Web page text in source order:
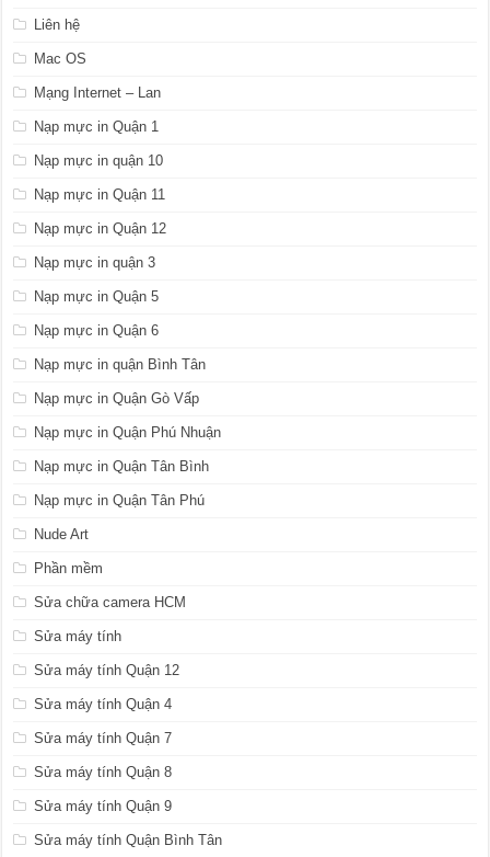
Liên hệ
Mac OS
Mạng Internet – Lan
Nạp mực in Quận 1
Nạp mực in quận 10
Nạp mực in Quận 11
Nạp mực in Quận 12
Nạp mực in quận 3
Nạp mực in Quận 5
Nạp mực in Quận 6
Nạp mực in quận Bình Tân
Nạp mực in Quận Gò Vấp
Nạp mực in Quận Phú Nhuận
Nạp mực in Quận Tân Bình
Nạp mực in Quận Tân Phú
Nude Art
Phần mềm
Sửa chữa camera HCM
Sửa máy tính
Sửa máy tính Quận 12
Sửa máy tính Quận 4
Sửa máy tính Quận 7
Sửa máy tính Quận 8
Sửa máy tính Quận 9
Sửa máy tính Quận Bình Tân